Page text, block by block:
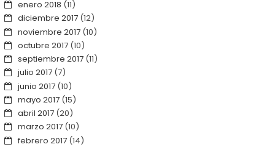
enero 2018 (11)
diciembre 2017(12)
noviembre 2017(10)
octubre 2017(10)
septiembre 2017(11)
julio 2017(7)
junio 2017(10)
mayo 2017(15)
abril 2017(20)
marzo 2017(10)
febrero 2017(14)